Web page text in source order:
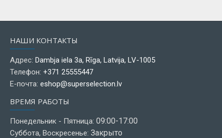
НАШИ КОНТАКТЫ
Адрес: Dambja iela 3a, Rīga, Latvija, LV-1005
Телефон: +371 25555447
Е-почта: eshop@superselection.lv
ВРЕМЯ РАБОТЫ
Понедельник - Пятница: 09:00-17:00
Суббота, Воскресенье: Закрыто